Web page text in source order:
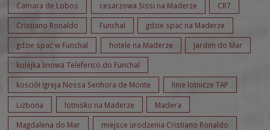
Camara de Lobos cesarzowa Sissi na Maderze CR7
Cristiano Ronaldo Funchal gdzie spać na Maderze
gdzie spać w Funchal hotele na Maderze Jardim do Mar
kolejka linowa Teleferico do Funchal
kościół Igreja Nossa Senhora de Monte linie lotnicze TAP
Lizbona lotnisko na Maderze Madera
Magdalena do Mar miejsce urodzenia Cristiano Ronaldo